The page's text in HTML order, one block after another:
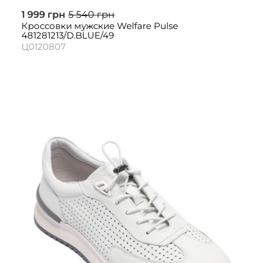
1 999 грн 5 540 грн
Кроссовки мужские Welfare Pulse
481281213/D.BLUE/49
Ц0120807